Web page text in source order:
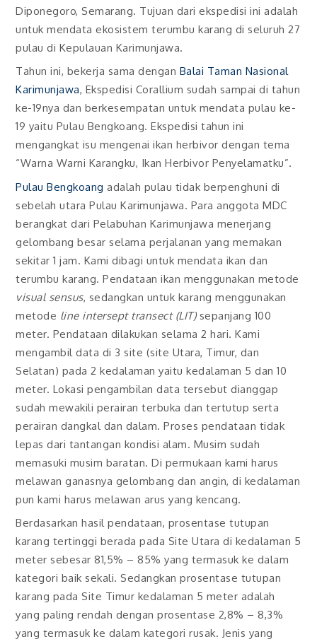
Diponegoro, Semarang. Tujuan dari ekspedisi ini adalah
untuk mendata ekosistem terumbu karang di seluruh 27
pulau di Kepulauan Karimunjawa.
Tahun ini, bekerja sama dengan Balai Taman Nasional
Karimunjawa, Ekspedisi Corallium sudah sampai di tahun
ke-19nya dan berkesempatan untuk mendata pulau ke-
19 yaitu Pulau Bengkoang. Ekspedisi tahun ini
mengangkat isu mengenai ikan herbivor dengan tema
“Warna Warni Karangku, Ikan Herbivor Penyelamatku”.
Pulau Bengkoang adalah pulau tidak berpenghuni di
sebelah utara Pulau Karimunjawa. Para anggota MDC
berangkat dari Pelabuhan Karimunjawa menerjang
gelombang besar selama perjalanan yang memakan
sekitar 1 jam. Kami dibagi untuk mendata ikan dan
terumbu karang. Pendataan ikan menggunakan metode
visual sensus, sedangkan untuk karang menggunakan
metode line intersept transect (LIT)sepanjang 100
meter. Pendataan dilakukan selama 2 hari. Kami
mengambil data di 3 site (site Utara, Timur, dan
Selatan) pada 2 kedalaman yaitu kedalaman 5 dan 10
meter. Lokasi pengambilan data tersebut dianggap
sudah mewakili perairan terbuka dan tertutup serta
perairan dangkal dan dalam. Proses pendataan tidak
lepas dari tantangan kondisi alam. Musim sudah
memasuki musim baratan. Di permukaan kami harus
melawan ganasnya gelombang dan angin, di kedalaman
pun kami harus melawan arus yang kencang.
Berdasarkan hasil pendataan, prosentase tutupan
karang tertinggi berada pada Site Utara di kedalaman 5
meter sebesar 81,5% – 85% yang termasuk ke dalam
kategori baik sekali. Sedangkan prosentase tutupan
karang pada Site Timur kedalaman 5 meter adalah
yang paling rendah dengan prosentase 2,8% – 8,3%
yang termasuk ke dalam kategori rusak. Jenis yang